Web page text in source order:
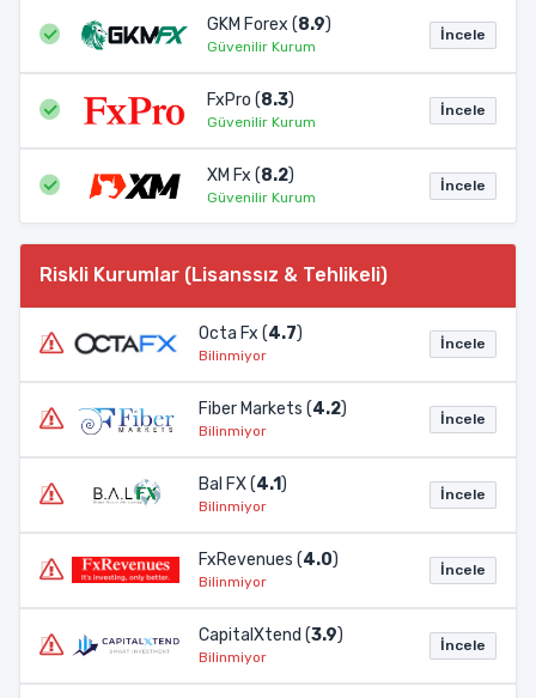
GKM Forex (8.9)
Güvenilir Kurum
İncele
FxPro (8.3)
Güvenilir Kurum
İncele
XM Fx (8.2)
Güvenilir Kurum
İncele
Riskli Kurumlar (Lisanssız & Tehlikeli)
Octa Fx (4.7)
Bilinmiyor
İncele
Fiber Markets (4.2)
Bilinmiyor
İncele
Bal FX (4.1)
Bilinmiyor
İncele
FxRevenues (4.0)
Bilinmiyor
İncele
CapitalXtend (3.9)
Bilinmiyor
İncele